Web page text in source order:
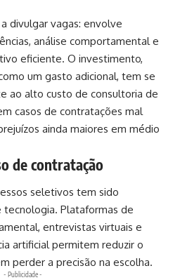
divulgar vagas: envolve
análise comportamental e
eficiente. O investimento,
um gasto adicional, tem se
ao alto custo de consultoria de
casos de contratações mal
ainda maiores em médio
de contratação
seletivos tem sido
Plataformas de
entrevistas virtuais e
artificial permitem reduzir o
perder a precisão na escolha.
- Publicidade -